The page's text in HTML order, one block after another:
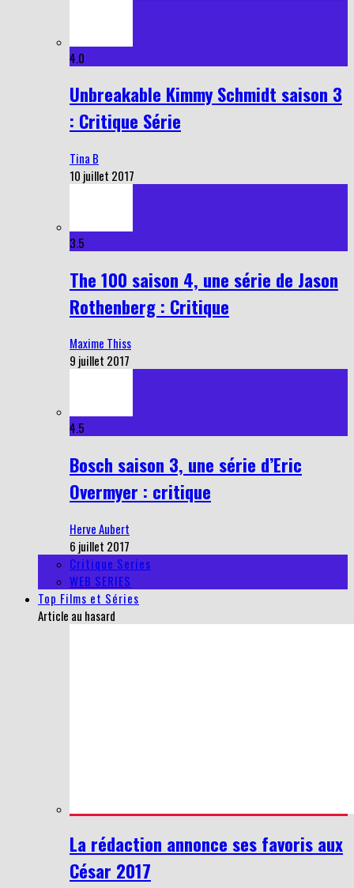
4.0
Unbreakable Kimmy Schmidt saison 3
: Critique Série
Tina B
10 juillet 2017
3.5
The 100 saison 4, une série de Jason
Rothenberg : Critique
Maxime Thiss
9 juillet 2017
4.5
Bosch saison 3, une série d’Eric
Overmyer : critique
Herve Aubert
6 juillet 2017
Critique Series
WEB SERIES
Top Films et Séries
Article au hasard
La rédaction annonce ses favoris aux
César 2017